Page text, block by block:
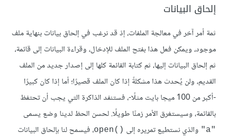
إلحاق البيانات
ثمة أمر آخر في معالجة الملفات، إذ قد نرغب في إلحاق بيانات بنهاية ملف
موجود، ويمكن فعل هذا بفتح الملف للإدخال، وقراءة البيانات إلى قائمة،
ثم إلحاق البيانات إليها، ثم كتابة القائمة كلها إلى إصدار جديد من الملف
القديم، ولن يُحدث هذا مشكلةً إذا كان الملف قصيرًا؛ أما إذا كان كبيرًا
-أكبر من 100 ميجا بايت مثلًا-، فستنفد الذاكرة التي يجب أن تحتفظ
بالقائمة، وسيستغرق الأمر زمنًا طويلًا. لحسن الحظ لدينا وضع يسمى
"a" والذي نستطيع تمريره إلى open()‎، فيسمح لنا بإلحاق البيانات